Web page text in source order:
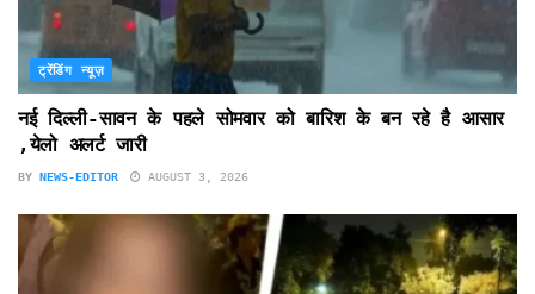
ट्रेंडिंग न्यूज़
नई दिल्ली-सावन के पहले सोमवार को बारिश के बन रहे है आसार
,येलो अलर्ट जारी
BY NEWS-EDITOR AUGUST 3, 2026